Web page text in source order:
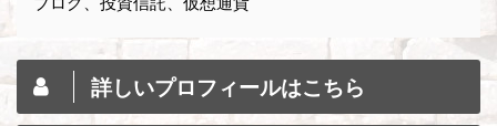
詳しいプロフィールはこちら